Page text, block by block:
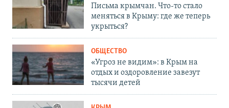
Письма крымчан. Что-то стало
меняться в Крыму: где же теперь
укрыться?
ОБЩЕСТВО
«Угроз не видим»: в Крым на
отдых и оздоровление завезут
тысячи детей